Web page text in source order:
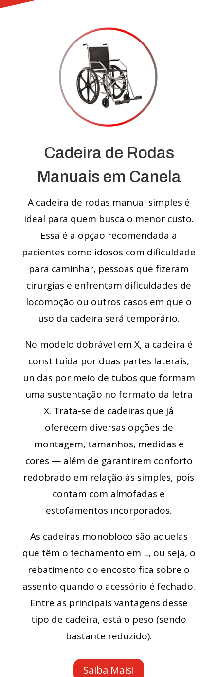
Cadeira de Rodas
Manuais em Canela
A cadeira de rodas manual simples é
ideal para quem busca o menor custo.
Essa é a opção recomendada a
pacientes como idosos com dificuldade
para caminhar, pessoas que fizeram
cirurgias e enfrentam dificuldades de
locomoção ou outros casos em que o
uso da cadeira será temporário.
No modelo dobrável em X, a cadeira é
constituída por duas partes laterais,
unidas por meio de tubos que formam
uma sustentação no formato da letra
X. Trata-se de cadeiras que já
oferecem diversas opções de
montagem, tamanhos, medidas e
cores — além de garantirem conforto
redobrado em relação às simples, pois
contam com almofadas e
estofamentos incorporados.
As cadeiras monobloco são aquelas
que têm o fechamento em L, ou seja, o
rebatimento do encosto fica sobre o
assento quando o acessório é fechado.
Entre as principais vantagens desse
tipo de cadeira, está o peso (sendo
bastante reduzido).
Saiba Mais!